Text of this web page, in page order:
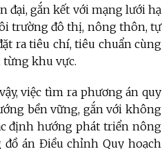
đại, gắn kết với mạng lưới hạ
trường đô thị, nông thôn, tự
ra tiêu chí, tiêu chuẩn cùng
từng khu vực.
việc tìm ra phương án quy
bền vững, gắn với không
định hướng phát triển nông
án Điều chỉnh Quy hoạch